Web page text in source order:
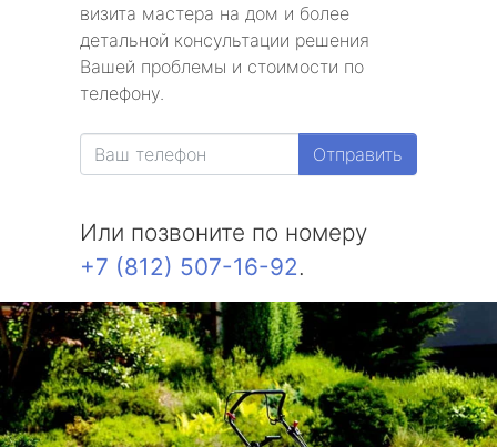
визита мастера на дом и более
детальной консультации решения
Вашей проблемы и стоимости по
телефону.
Отправить
Или позвоните по номеру
+7 (812) 507-16-92.